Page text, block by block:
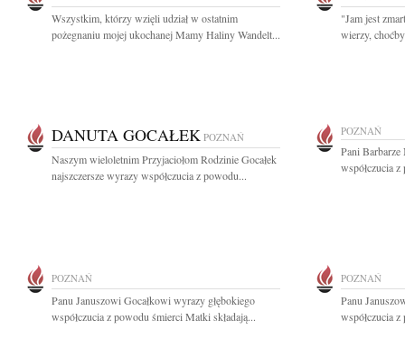
Wszystkim, którzy wzięli udział w ostatnim
pożegnaniu mojej ukochanej Mamy Haliny Wandelt...
"Jam jest
wierzy,
DANUTA GOCAŁEK POZNAŃ
Naszym wieloletnim Przyjaciołom Rodzinie Gocałek
najszczersze wyrazy współczucia z powodu...
POZNAŃ
Pani
współczucia
POZNAŃ
Panu Januszowi Gocałkowi wyrazy głębokiego
współczucia z powodu śmierci Matki składają...
POZNAŃ
Panu
współczucia